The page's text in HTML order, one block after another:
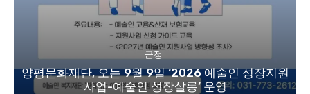
군정
양평문화재단, 오는 9월 9일 ‘2026 예술인 성장지원
사업-예술인 성장살롱’ 운영